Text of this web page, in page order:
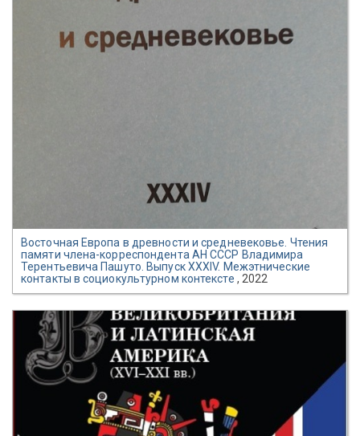
Восточная Европа в древности и средневековье. Чтения
памяти члена-корреспондента АН СССР Владимира
Терентьевича Пашуто. Выпуск XXХIV. Межэтнические
контакты в социокультурном контексте , 2022